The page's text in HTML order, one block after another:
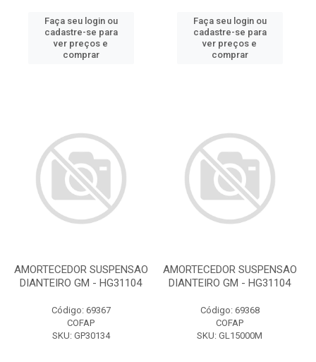
Faça seu login ou
cadastre-se para
ver preços e
comprar
Faça seu login ou
cadastre-se para
ver preços e
comprar
AMORTECEDOR SUSPENSAO
DIANTEIRO GM - HG31104
Código: 69367
COFAP
SKU: GP30134
AMORTECEDOR SUSPENSAO
DIANTEIRO GM - HG31104
Código: 69368
COFAP
SKU: GL15000M